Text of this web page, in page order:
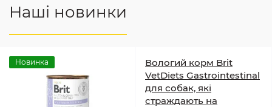
Наші новинки
Новинка
Вологий корм Brit
VetDiets Gastrointestinal
для собак, які
страждають на